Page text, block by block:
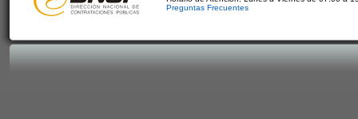
Preguntas Frecuentes